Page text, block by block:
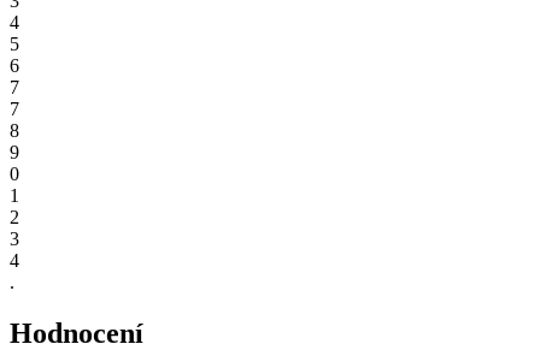
4
5
6
7
7
8
9
0
1
2
3
4
.
Hodnocení